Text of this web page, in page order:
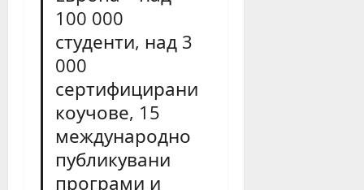
100 000
студенти, над 3
000
сертифицирани
коучове, 15
международно
публикувани
програми и